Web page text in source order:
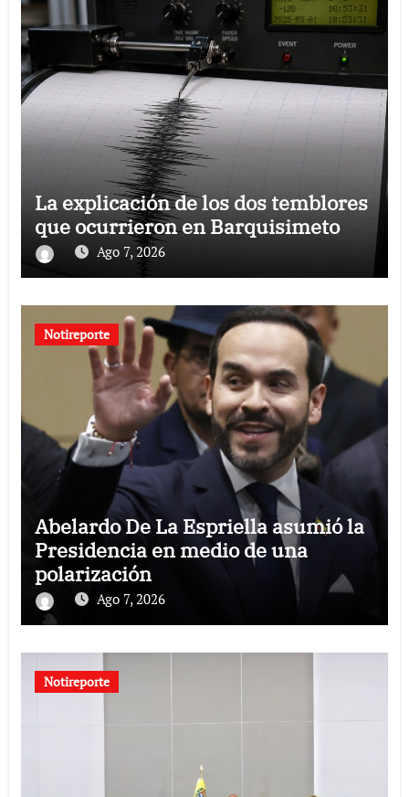
La explicación de los dos temblores
que ocurrieron en Barquisimeto
Ago 7, 2026
Notireporte
Abelardo De La Espriella asumió la
Presidencia en medio de una
polarización
Ago 7, 2026
Notireporte